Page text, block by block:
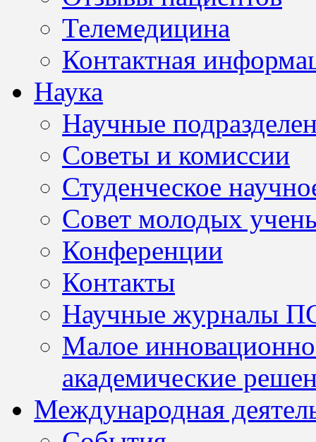
Телемедицина
Контактная
Наука
Научные
Советы и комиссии
Студенческое
Совет молодых
Конференции
Контакты
Научные журналы
Малое
академические
Международная